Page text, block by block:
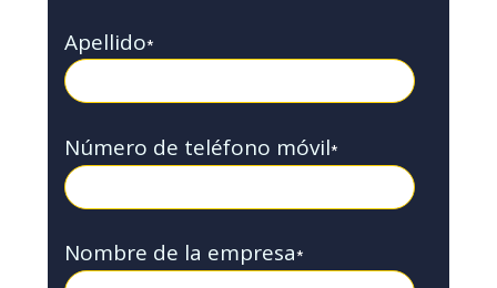
Apellido*
Número de teléfono móvil*
Nombre de la empresa*